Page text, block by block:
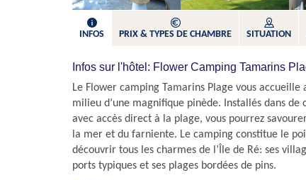
INFOS PRIX & TYPES DE CHAMBRE SITUATION
Infos sur l'hôtel: Flower Camping Tamarins
Le Flower camping Tamarins Plage vous
milieu d’une magnifique pinède. Installés dans
avec accès direct à la plage, vous pourrez
la mer et du farniente. Le camping constitue le
découvrir tous les charmes de l’Île de Ré: ses
ports typiques et ses plages bordées de pins.